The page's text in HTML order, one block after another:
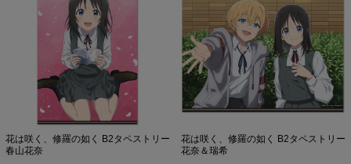
花は咲く、修羅の如く B2タペストリー
春山花奈
花は咲く、修羅の如く B2タペストリー
花奈＆瑞希